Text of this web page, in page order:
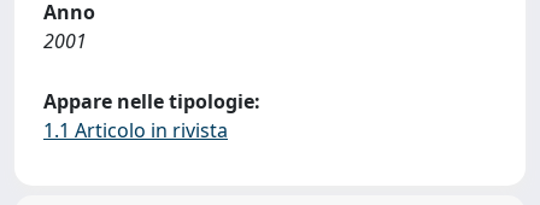
Anno
2001
Appare nelle tipologie:
1.1 Articolo in rivista